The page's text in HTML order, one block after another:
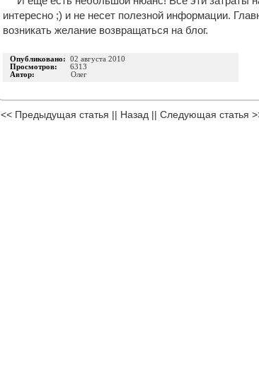
интересно ;) и не несет полезной информации.
возникать желание возвращаться на блог.
Опубликовано: 02 августа 2010
Просмотров: 6313
Автор:
Олег
<< Предыдущая статья || Назад || Следующая статья